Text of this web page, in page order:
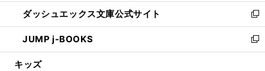
く
ン
ド
ウ
で
開
ウ
ィ
ン
ド
ウ
し
い
ウ
ィ
ン
ダッシュエックス文庫公式サイト
新
し
い
ウ
JUMP j-BOOKS
新
し
キッズ